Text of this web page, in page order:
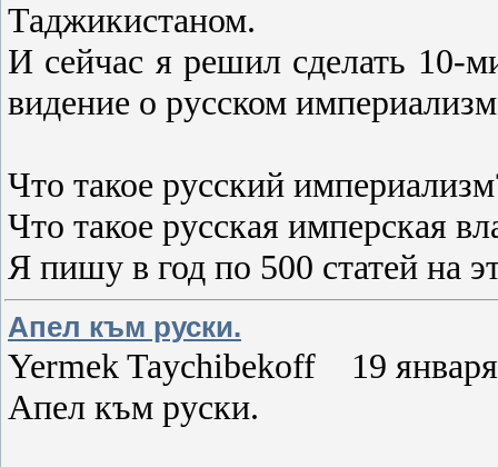
Таджикистаном.
И сейчас я решил сделать 10-
видение о русском
Что такое русский
Что такое русская имперская
Я пишу в год по 500 статей на
Апел към руски.
Yermek Taychibekoff 19 января
Апел към руски.